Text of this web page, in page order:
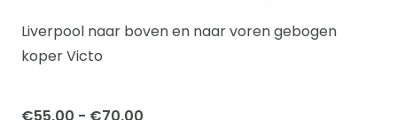
Liverpool naar boven en naar voren gebogen
koper Victo
€55,00 - €70,00